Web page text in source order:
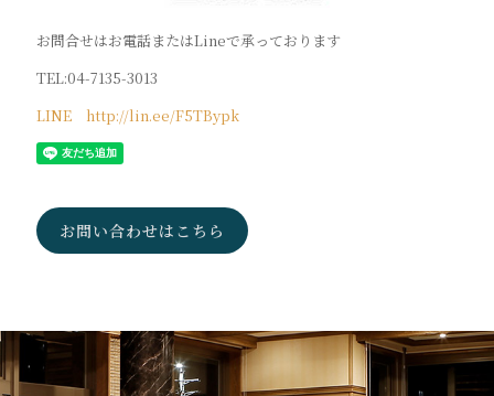
お問合せはお電話またはLineで承っております
TEL:04-7135-3013
LINE http://lin.ee/F5TBypk
お問い合わせはこちら